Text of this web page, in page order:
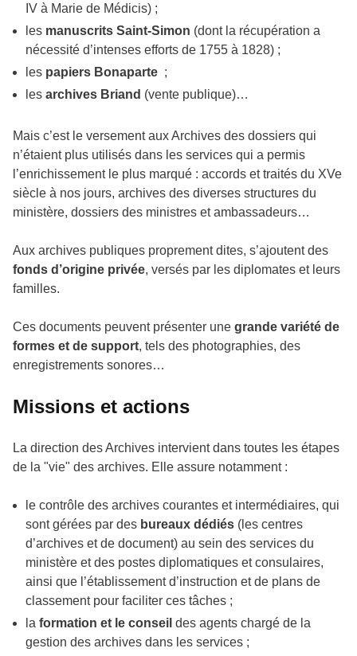
IV à Marie de Médicis) ;
les manuscrits Saint-Simon (dont la récupération a
nécessité d’intenses efforts de 1755 à 1828) ;
les papiers Bonaparte ;
les archives Briand (vente publique)…
Mais c’est le versement aux Archives des dossiers qui
n’étaient plus utilisés dans les services qui a permis
l’enrichissement le plus marqué : accords et traités du XVe
siècle à nos jours, archives des diverses structures du
ministère, dossiers des ministres et ambassadeurs…
Aux archives publiques proprement dites, s’ajoutent des
fonds d’origine privée, versés par les diplomates et leurs
familles.
Ces documents peuvent présenter une grande variété de
formes et de support, tels des photographies, des
enregistrements sonores…
Missions et actions
La direction des Archives intervient dans toutes les étapes
de la "vie" des archives. Elle assure notamment :
le contrôle des archives courantes et intermédiaires, qui
sont gérées par des bureaux dédiés (les centres
d’archives et de document) au sein des services du
ministère et des postes diplomatiques et consulaires,
ainsi que l’établissement d’instruction et de plans de
classement pour faciliter ces tâches ;
la formation et le conseil des agents chargé de la
gestion des archives dans les services ;